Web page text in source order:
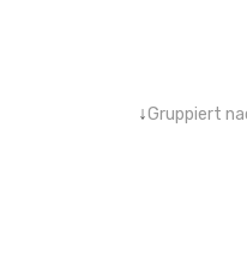
↓Gruppiert